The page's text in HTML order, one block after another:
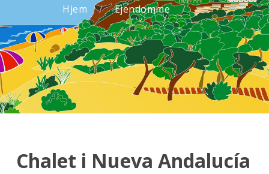
Hjem Ejendomme
Chalet i Nueva Andalucía